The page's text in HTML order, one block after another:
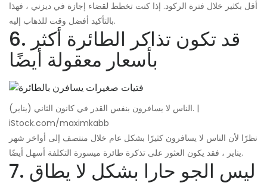
أقل بكثير خلال فترة الركود. إذا كنت تخطط لقضاء إجازة في ديزني ، فهذا
بالتأكيد أفضل وقت للذهاب إليه.
6. قد تكون تذاكر الطائرة أكثر
بأسعار معقولة أيضًا
الناس لا يسافرون بنفس القدر في كانون الثاني (يناير). |
iStock.com/maximkabb
نظرًا لأن الناس لا يسافرون كثيرًا بشكل عام خلال منتصف إلى أواخر شهر
يناير ، فقد يكون العثور على تذكرة طائرة ميسورة التكلفة أسهل أيضًا.
7. ليس الجو حارا بشكل لا يطاق